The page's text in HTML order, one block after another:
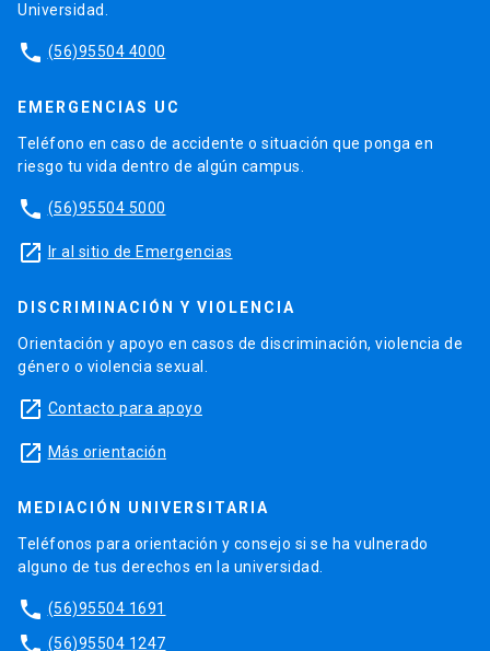
Universidad.
phone (56)95504 4000
EMERGENCIAS UC
Teléfono en caso de accidente o situación que ponga en
riesgo tu vida dentro de algún campus.
phone (56)95504 5000
launch Ir al sitio de Emergencias
DISCRIMINACIÓN Y VIOLENCIA
Orientación y apoyo en casos de discriminación, violencia de
género o violencia sexual.
launch Contacto para apoyo
launch Más orientación
MEDIACIÓN UNIVERSITARIA
Teléfonos para orientación y consejo si se ha vulnerado
alguno de tus derechos en la universidad.
phone (56)95504 1691
phone (56)95504 1247